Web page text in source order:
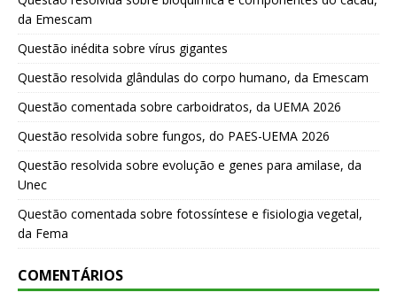
da Emescam
Questão inédita sobre vírus gigantes
Questão resolvida glândulas do corpo humano, da Emescam
Questão comentada sobre carboidratos, da UEMA 2026
Questão resolvida sobre fungos, do PAES-UEMA 2026
Questão resolvida sobre evolução e genes para amilase, da
Unec
Questão comentada sobre fotossíntese e fisiologia vegetal,
da Fema
COMENTÁRIOS